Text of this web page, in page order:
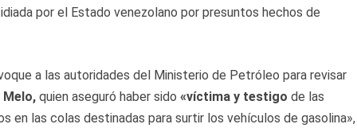
por el Estado venezolano por presuntos hechos de
a las autoridades del Ministerio de Petróleo para revisar
quien aseguró haber sido «víctima y testigo de las
en las colas destinadas para surtir los vehículos de gasolina»,